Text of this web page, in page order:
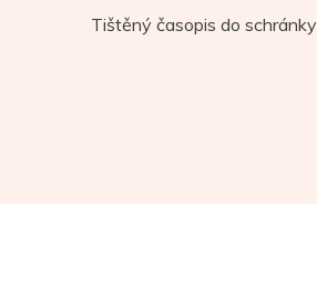
Tištěný časopis do schránky